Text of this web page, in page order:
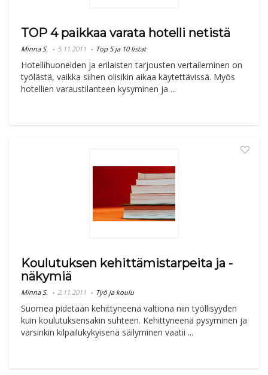
TOP 4 paikkaa varata hotelli netistä
Minna S. 5.11.2011 Top 5 ja 10 listat
Hotellihuoneiden ja erilaisten tarjousten vertaileminen on
työlästä, vaikka siihen olisikin aikaa käytettävissä. Myös
hotellien varaustilanteen kysyminen ja ...
Koulutuksen kehittämistarpeita ja -
näkymiä
Minna S. 2.11.2011 Työ ja koulu
Suomea pidetään kehittyneenä valtiona niin työllisyyden
kuin koulutuksensakin suhteen. Kehittyneenä pysyminen ja
varsinkin kilpailukykyisenä säilyminen vaatii ...